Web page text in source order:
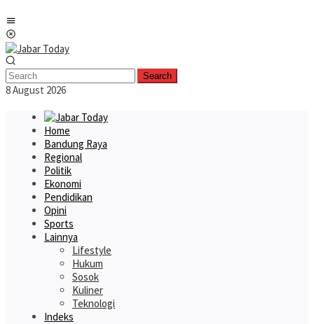
to
content
Search
8 August 2026
Home
Bandung Raya
Regional
Politik
Ekonomi
Pendidikan
Opini
Sports
Lainnya
Lifestyle
Hukum
Sosok
Kuliner
Teknologi
Indeks